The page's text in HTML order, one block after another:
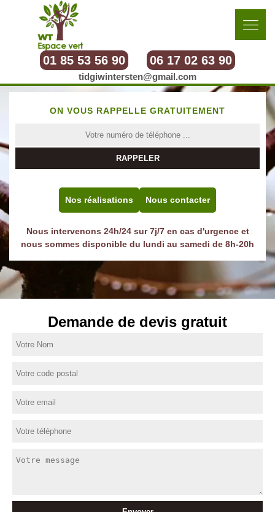
01 85 53 56 90 06 17 02 63 90
tidgiwintersten@gmail.com
ON VOUS RAPPELLE GRATUITEMENT
Nos réalisations Nous contacter
Nous intervenons 24h/24 sur 7j/7 en cas d'urgence et
nous sommes disponible du lundi au samedi de 8h-20h
Demande de devis gratuit